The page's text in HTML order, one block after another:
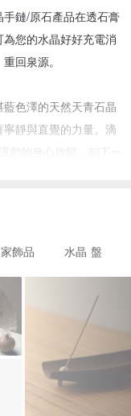
鏈/原石產品在透石膏
您的水晶好好充電消
回泉源。
色澤的天然天青石晶
靜與直覺的力量。滴
您的身心放鬆，卸下一
合水晶的能量，增加
在天然的岩石孔隙或
這也代表您擁有的將
是一個裝飾品，更是
飾品 水晶 盤